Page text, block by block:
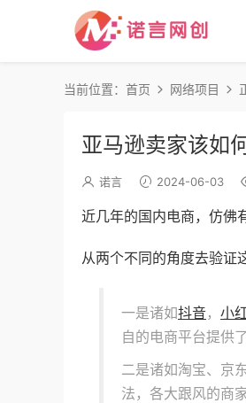
当前位置： 首页 网络项目
亚马逊卖家该如
诺言 2024-06-03
近几年的国内电商，仿佛
从两个不同的角度去验证
一是诸如抖音， 小
自的电商平台提供
二是诸如淘宝、京
法，各大跟风的商